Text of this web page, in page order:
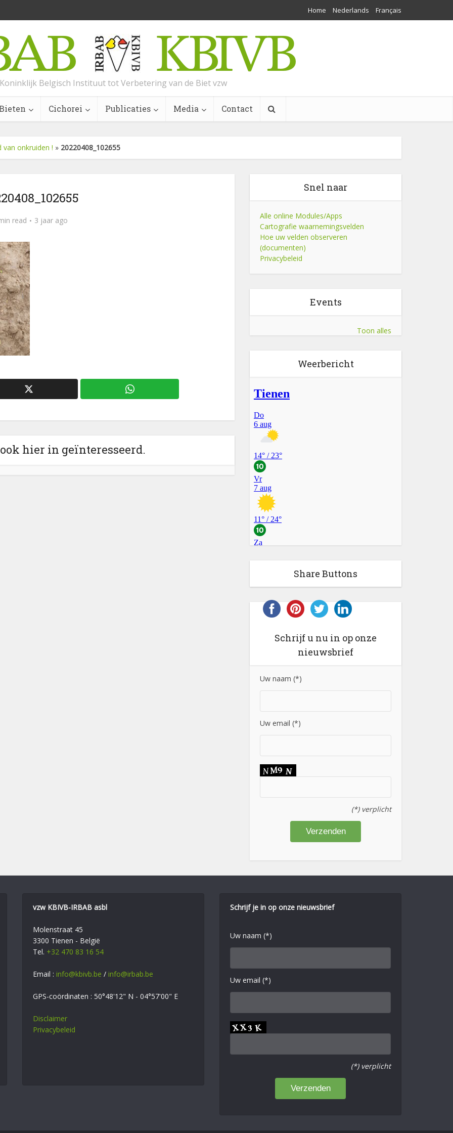
Home Nederlands Français
Koninklijk Belgisch Instituut tot Verbetering van de Biet vzw
Cichorei Publicaties Media Contact
van onkruiden ! » 20220408_102655
read 3 jaar ago
hier in geïnteresseerd.
Snel naar
Alle online Modules/Apps
Cartografie waarnemingsvelden
Hoe uw velden observeren
(documenten)
Privacybeleid
Events
Toon alles
Weerbericht
Share Buttons
Schrijf u nu in op onze
nieuwsbrief
Uw naam (*)
Uw email (*)
(*) verplicht
vzw KBIVB-IRBAB asbl
Molenstraat 45
3300 Tienen - België
Tel. +32 470 83 16 54
Email : info@kbivb.be / info@irbab.be
GPS-coördinaten : 50°48'12" N - 04°57'00" E
Disclaimer
Privacybeleid
Schrijf je in op onze nieuwsbrief
Uw naam (*)
Uw email (*)
(*) verplicht